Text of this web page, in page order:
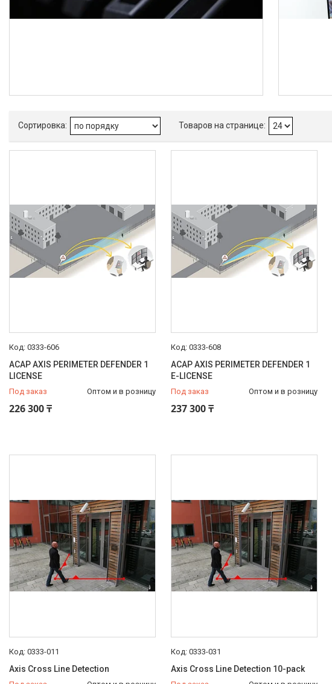
0333-606
ACAP AXIS PERIMETER DEFENDER 1
LICENSE
Под заказ Оптом и в розницу
226 300 ₸
0333-608
ACAP AXIS PERIMETER DEFENDER 1
E-LICENSE
Под заказ Оптом и в розницу
237 300 ₸
0333-011
Axis Cross Line Detection
0333-031
Axis Cross Line Detection 10-pack